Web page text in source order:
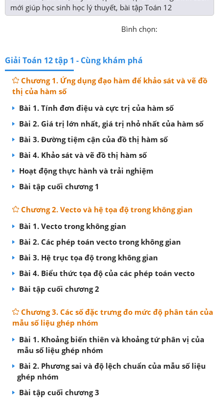
mới giúp học sinh học lý thuyết, bài tập Toán 12
Bình chọn:
Giải Toán 12 tập 1 - Cùng khám phá
Chương 1. Ứng dụng đạo hàm để khảo sát và vẽ đồ
thị của hàm số
Bài 1. Tính đơn điệu và cực trị của hàm số
Bài 2. Giá trị lớn nhất, giá trị nhỏ nhất của hàm số
Bài 3. Đường tiệm cận của đồ thị hàm số
Bài 4. Khảo sát và vẽ đồ thị hàm số
Hoạt động thực hành và trải nghiệm
Bài tập cuối chương 1
Chương 2. Vecto và hệ tọa độ trong không gian
Bài 1. Vecto trong không gian
Bài 2. Các phép toán vecto trong không gian
Bài 3. Hệ trục tọa độ trong không gian
Bài 4. Biểu thức tọa độ của các phép toán vecto
Bài tập cuối chương 2
Chương 3. Các số đặc trưng đo mức độ phân tán của
mẫu số liệu ghép nhóm
Bài 1. Khoảng biến thiên và khoảng tứ phân vị của
mẫu số liệu ghép nhóm
Bài 2. Phương sai và độ lệch chuẩn của mẫu số liệu
ghép nhóm
Bài tập cuối chương 3